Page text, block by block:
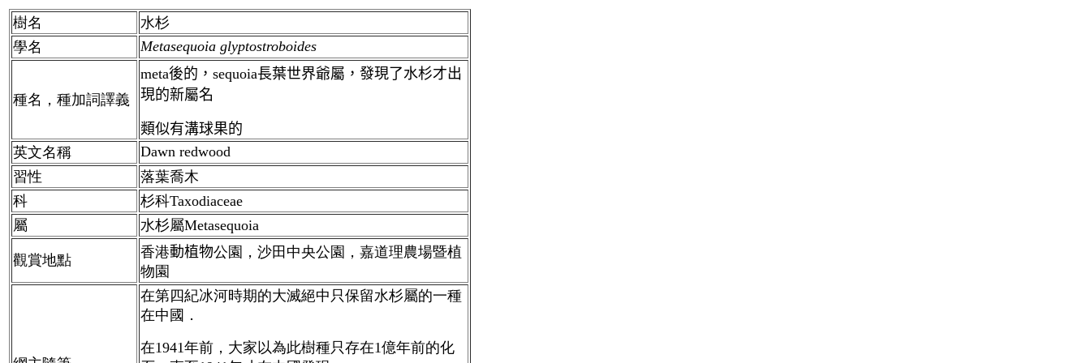
樹名
水杉
學名
Metasequoia glyptostroboides
種名， 種加詞譯義
meta後的，sequoia長葉世界爺屬，發現了水杉才出
現的新屬名
類似有溝球果的
英文名稱
Dawn redwood
習性
落葉喬木
科
杉科Taxodiaceae
屬
水杉屬Metasequoia
觀賞地點 香港動植物公園，沙田中央公園，嘉道理農場暨植
物園
在第四紀冰河時期的大滅絕中只保留水杉屬的一種
在中國．
在1941年前，大家以為此樹種只存在1億年前的化